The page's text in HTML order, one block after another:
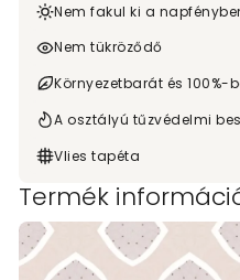
Nem fakul ki a
Nem tükröződő
Környezetbarát és 100%-
A osztályú tűzvédelmi
Vlies tapéta
Termék